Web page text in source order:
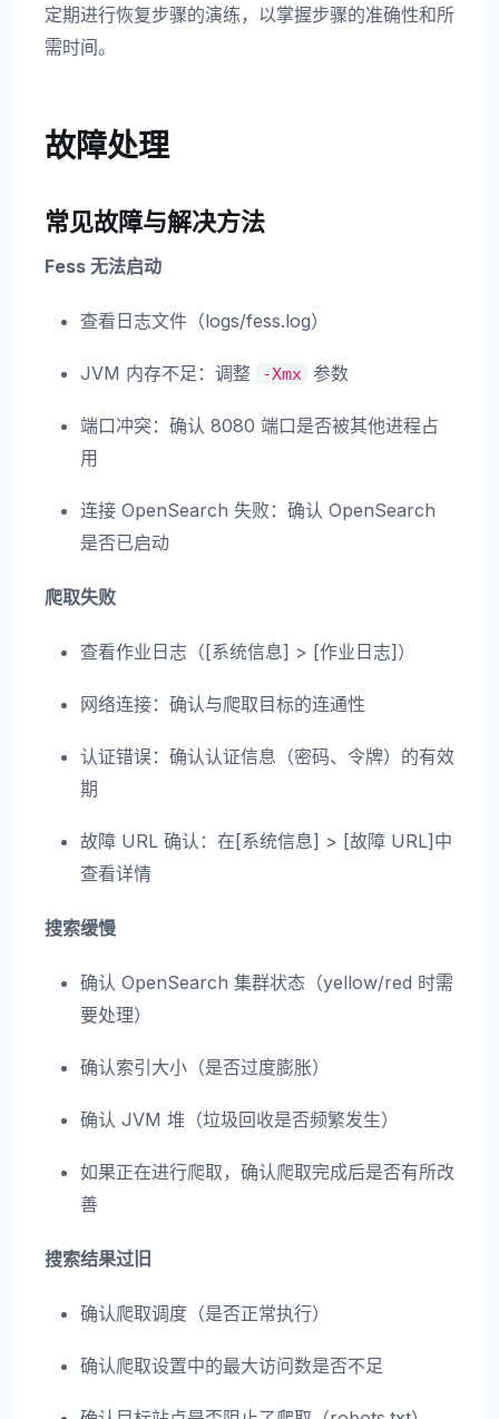
定期进行恢复步骤的演练，以掌握步骤的准确性和所
需时间。
故障处理
常见故障与解决方法
Fess 无法启动
查看日志文件（logs/fess.log）
JVM 内存不足：调整 -Xmx 参数
端口冲突：确认 8080 端口是否被其他进程占
用
连接 OpenSearch 失败：确认 OpenSearch
是否已启动
爬取失败
查看作业日志（[系统信息] > [作业日志]）
网络连接：确认与爬取目标的连通性
认证错误：确认认证信息（密码、令牌）的有效
期
故障 URL 确认：在[系统信息] > [故障 URL]中
查看详情
搜索缓慢
确认 OpenSearch 集群状态（yellow/red 时需
要处理）
确认索引大小（是否过度膨胀）
确认 JVM 堆（垃圾回收是否频繁发生）
如果正在进行爬取，确认爬取完成后是否有所改
善
搜索结果过旧
确认爬取调度（是否正常执行）
确认爬取设置中的最大访问数是否不足